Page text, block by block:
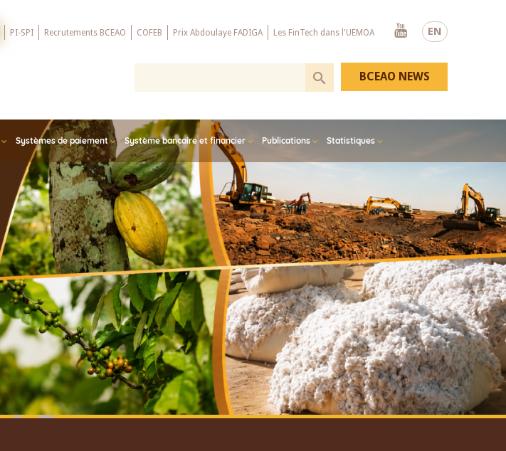
EN
PI-SPI Recrutements BCEAO COFEB Prix Abdoulaye FADIGA Les FinTech dans l'UEMOA
Youtube
Systèmes de paiement Système bancaire et financier Publications Statistiques
BCEAO NEWS